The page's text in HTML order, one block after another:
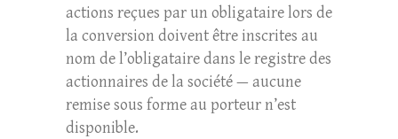
actions reçues par un obligataire lors de
la conversion doivent être inscrites au
nom de l’obligataire dans le registre des
actionnaires de la société — aucune
remise sous forme au porteur n’est
disponible.